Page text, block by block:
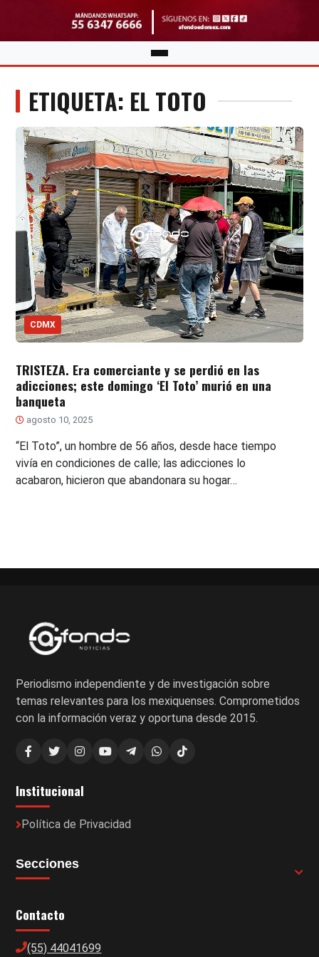
ETIQUETA: EL TOTO
CDMX
TRISTEZA. Era comerciante y se perdió en las
adicciones; este domingo ‘El Toto’ murió en una
banqueta
agosto 10, 2025
“El Toto”, un hombre de 56 años, desde hace tiempo
vivía en condiciones de calle; las adicciones lo
acabaron, hicieron que abandonara su hogar…
Periodismo independiente y de investigación sobre
temas relevantes para los mexiquenses. Comprometidos
con la información veraz y oportuna desde 2015.
Institucional
Política de Privacidad
Secciones
Contacto
(55) 44041699